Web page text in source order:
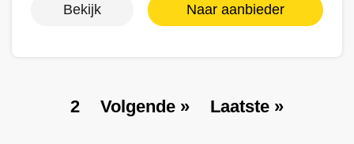
Bekijk Naar aanbieder
Paginering
P
2
V
Volgende »
L
Laatste »